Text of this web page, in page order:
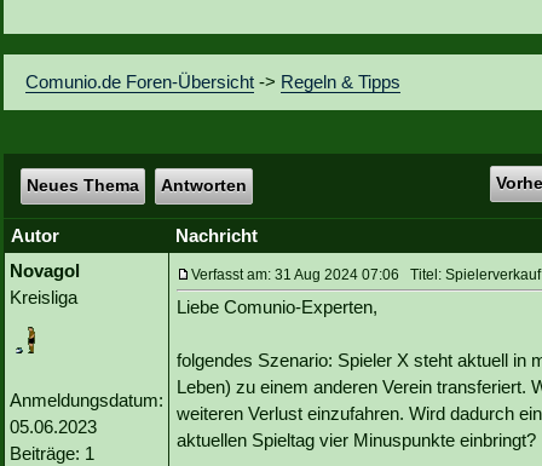
Vereinsdiskussion
Vereinsfragen
Comunio.de Foren-Übersicht -> Regeln & Tipps
Neues Thema Antworten
Autor
Nachricht
Novagol
Kreisliga
Anmeldungsdatum:
05.06.2023
Beiträge: 1
Verfasst am: 31 Aug 2024 07:06 Titel:
Liebe Comunio-Experten,
folgendes Szenario: Spieler X steht aktuell in
Leben) zu einem anderen Verein transferiert.
weiteren Verlust einzufahren. Wird dadurch
aktuellen Spieltag vier Minuspunkte einbringt?